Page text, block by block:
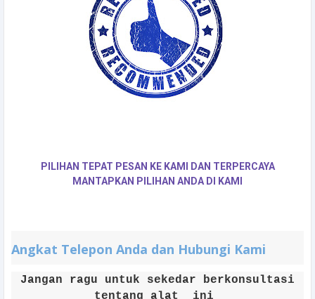
PILIHAN TEPAT PESAN KE KAMI DAN TERPERCAYA
MANTAPKAN PILIHAN ANDA DI KAMI
Angkat Telepon Anda dan Hubungi Kami
Jangan ragu untuk sekedar berkonsultasi
tentang alat ini